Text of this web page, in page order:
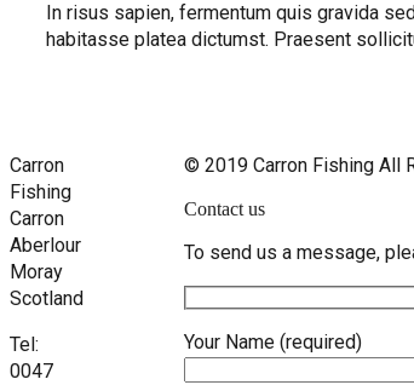
In risus sapien, fermentum quis gravida
habitasse platea dictumst. Praesent
Carron
Fishing
Carron
Aberlour
Moray
Scotland
Tel:
0047
© 2019 Carron Fishing All
Contact us
To send us a message,
Your Name (required)